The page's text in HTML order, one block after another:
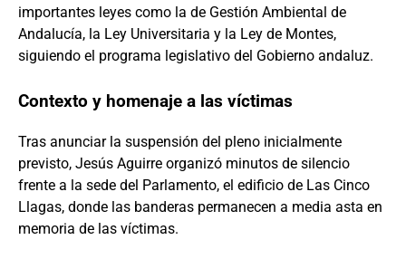
importantes leyes como la de Gestión Ambiental de
Andalucía, la Ley Universitaria y la Ley de Montes,
siguiendo el programa legislativo del Gobierno andaluz.
Contexto y homenaje a las víctimas
Tras anunciar la suspensión del pleno inicialmente
previsto, Jesús Aguirre organizó minutos de silencio
frente a la sede del Parlamento, el edificio de Las Cinco
Llagas, donde las banderas permanecen a media asta en
memoria de las víctimas.